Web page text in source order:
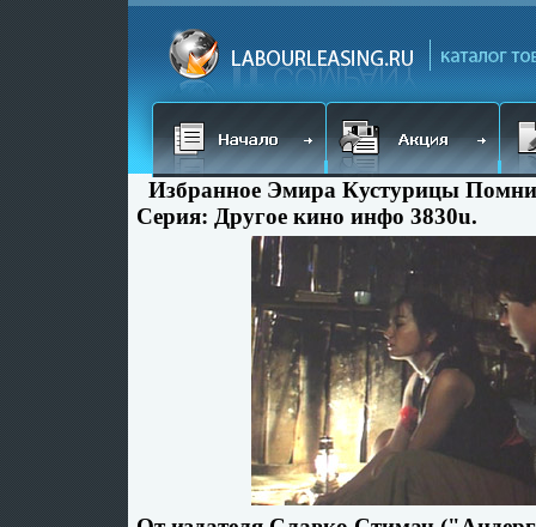
Избранное Эмира Кустурицы
Серия: Другое кино инфо 3830u.